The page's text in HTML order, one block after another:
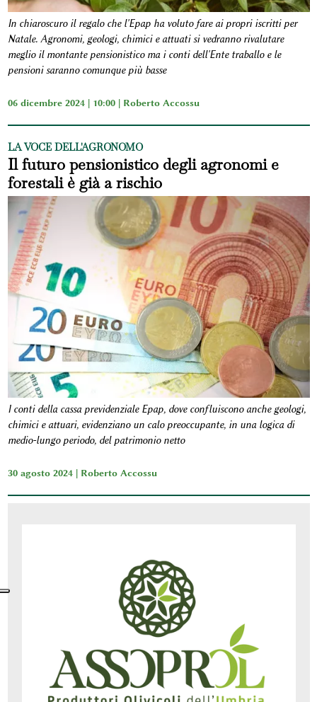
In chiaroscuro il regalo che l'Epap ha voluto fare ai propri iscritti per
Natale. Agronomi, geologi, chimici e attuati si vedranno rivalutare
meglio il montante pensionistico ma i conti dell'Ente traballo e le
pensioni saranno comunque più basse
06 dicembre 2024 | 10:00 | Roberto Accossu
LA VOCE DELL'AGRONOMO
Il futuro pensionistico degli agronomi e
forestali è già a rischio
I conti della cassa previdenziale Epap, dove confluiscono anche geologi,
chimici e attuari, evidenziano un calo preoccupante, in una logica di
medio-lungo periodo, del patrimonio netto
30 agosto 2024 | Roberto Accossu